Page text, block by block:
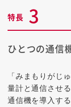
特長 3
ひとつの通信
「みまもりがじ
量計と通信させ
通信機を導入す